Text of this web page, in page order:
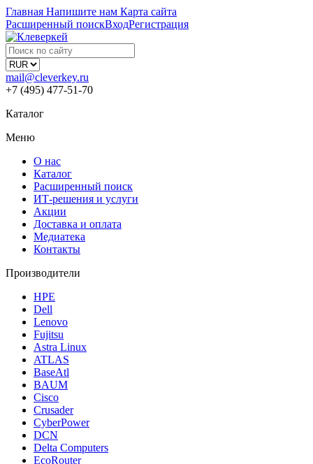
Главная Напишите нам Карта сайта
Расширенный поискВходРегистрация
mail@cleverkey.ru
+7 (495) 477-51-70
Каталог
Меню
О нас
Каталог
Расширенный поиск
ИТ-решения и услуги
Акции
Доставка и оплата
Медиатека
Контакты
Производители
HPE
Dell
Lenovo
Fujitsu
Astra Linux
ATLAS
BaseAtl
BAUM
Cisco
Crusader
CyberPower
DCN
Delta Computers
EcoRouter